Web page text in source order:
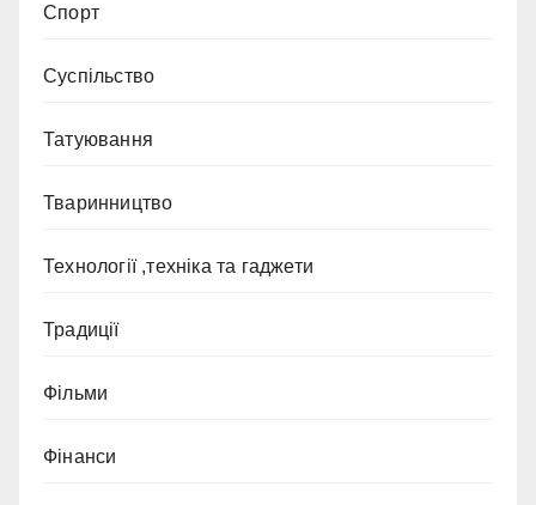
Спорт
Суспільство
Татуювання
Тваринництво
Технології ,техніка та гаджети
Традиції
Фільми
Фінанси